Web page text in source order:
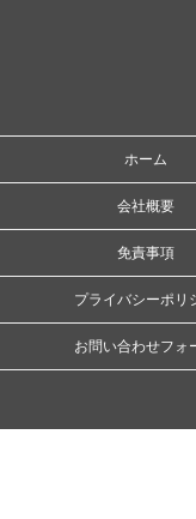
ホーム
会社概要
免責事項
プライバシーポリ
お問い合わせフォ